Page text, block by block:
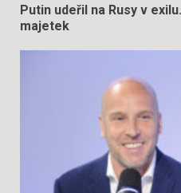
Putin udeřil na Rusy v
majetek